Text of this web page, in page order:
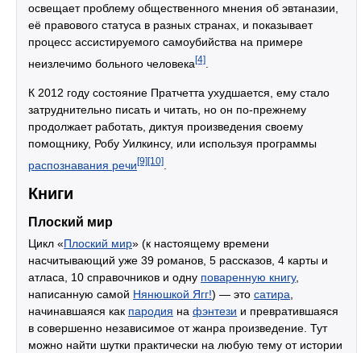
освещает проблему общественного мнения об эвтаназии,
её правового статуса в разных странах, и показывает
процесс ассистируемого самоубийства на примере
неизлечимо больного человека[4]
К 2012 году состояние Пратчетта ухудшается, ему стало
затруднительно писать и читать, но он по-прежнему
продолжает работать, диктуя произведения своему
помощнику, Робу Уилкинсу, или используя программы
распознавания речи[9][10]
Книги
Плоский мир
Цикл «Плоский мир» (к настоящему времени
насчитывающий уже 39 романов, 5 рассказов, 4 карты и
атласа, 10 справочников и одну поваренную книгу,
написанную самой Нянюшкой Ягг!) — это сатира,
начинавшаяся как пародия на фэнтези и превратившаяся
в совершенно независимое от жанра произведение. Тут
можно найти шутки практически на любую тему от истории